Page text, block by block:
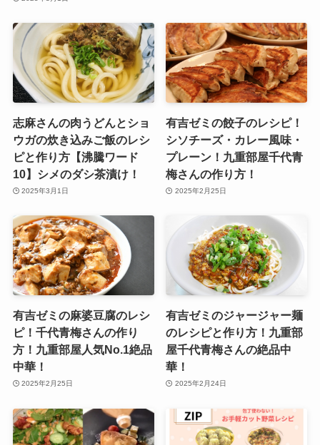
志麻さんの肉うどんとショ
ウガの炊き込みご飯のレシ
ピと作り方【沸騰ワード
10】シメのダシ茶漬け！
2025年3月1日
有吉ゼミの餃子のレシピ！
シソチーズ・カレー風味・
プレーン！九重部屋千代青
梅さんの作り方！
2025年2月25日
有吉ゼミの麻婆豆腐のレシ
ピ！千代青梅さんの作り
方！九重部屋人気No.1絶品
中華！
2025年2月25日
有吉ゼミのジャージャー麺
のレシピと作り方！九重部
屋千代青梅さんの絶品中
華！
2025年2月24日